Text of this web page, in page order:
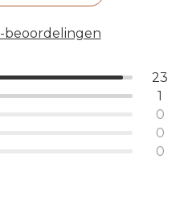
beoordelingen
23
1
0
0
0